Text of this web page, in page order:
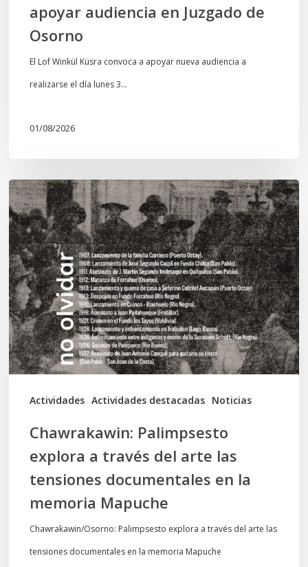
apoyar audiencia en Juzgado de
Osorno
El Lof Winkül Küsra convoca a apoyar nueva audiencia a
realizarse el día lunes 3…
01/08/2026
Actividades Actividades destacadas Noticias
Chawrakawin:
Palimpsesto
explora
a
través
del
arte
las
tensiones
documentales
memoria
Mapuche
Chawrakawin: Palimpsesto
explora a través del arte las
tensiones documentales en la
memoria Mapuche
Chawrakawin/Osorno: Palimpsesto explora a través del arte las
tensiones documentales en la memoria Mapuche